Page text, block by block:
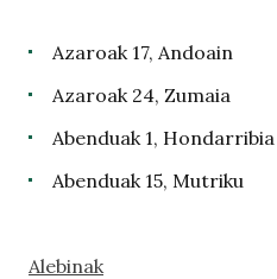
Azaroak 17, Andoain
Azaroak 24, Zumaia
Abenduak 1, Hondarribia
Abenduak 15, Mutriku
Alebinak